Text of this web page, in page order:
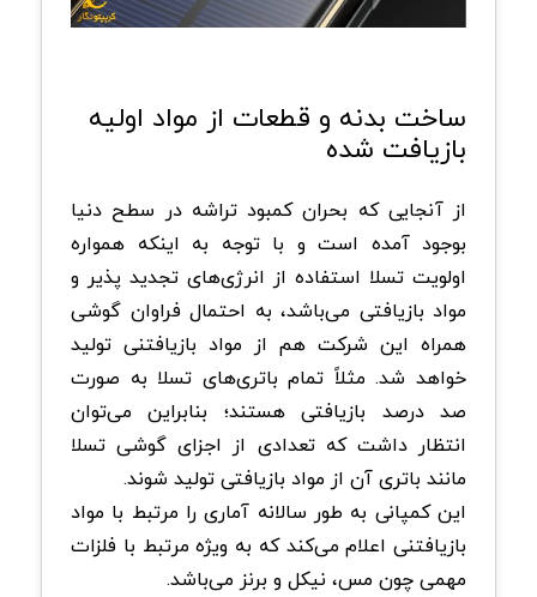
ساخت بدنه و قطعات از مواد اولیه
بازیافت شده
از آنجایی که بحران کمبود تراشه در سطح دنیا
بوجود آمده است و با توجه به اینکه همواره
اولویت تسلا استفاده از انرژی‌های تجدید پذیر و
مواد بازیافتی می‌باشد، به احتمال فراوان گوشی
همراه این شرکت هم از مواد بازیافتنی تولید
خواهد شد. مثلاً تمام باتری‌های تسلا به ‌صورت
صد درصد بازیافتی هستند؛ بنابراین می‌توان
انتظار داشت که تعدادی از اجزای گوشی تسلا
مانند باتری آن از مواد بازیافتی تولید شوند.
این کمپانی به طور سالانه آماری را مرتبط با مواد
بازیافتنی اعلام می‌کند که به ویژه مرتبط با فلزات
مهمی چون مس، نیکل و برنز می‌باشد.